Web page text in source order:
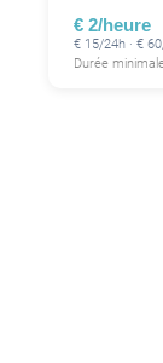
€ 2/heure
€ 15/24h · €
Durée